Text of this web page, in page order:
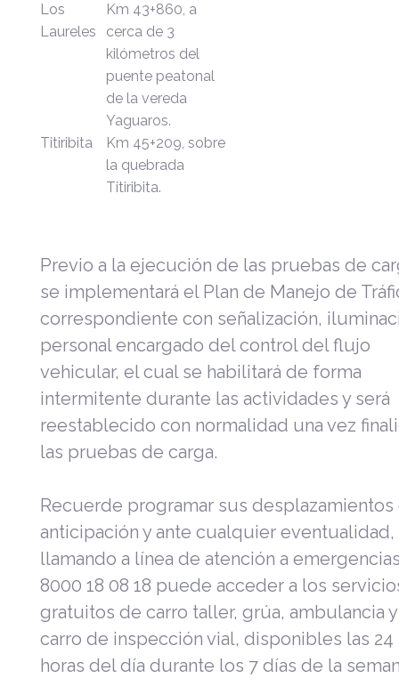
Los
Laureles
Km 43+860, a
cerca de 3
kilómetros del
puente peatonal
de la vereda
Yaguaros.
Titiribita
Km 45+209, sobre
la quebrada
Titiribita.
Previo a la ejecución de las pruebas de
se implementará el Plan de Manejo de
correspondiente con señalización,
personal encargado del control del flujo
vehicular, el cual se habilitará de forma
intermitente durante las actividades y será
reestablecido con normalidad una vez
las pruebas de carga.
Recuerde programar sus desplazamientos
anticipación y ante cualquier eventualidad,
llamando a línea de atención a
8000 18 08 18 puede acceder a los
gratuitos de carro taller, grúa, ambulancia y
carro de inspección vial, disponibles las 24
horas del día durante los 7 días de la